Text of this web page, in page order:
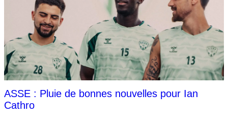
ASSE : Pluie de bonnes nouvelles pour Ian
Cathro